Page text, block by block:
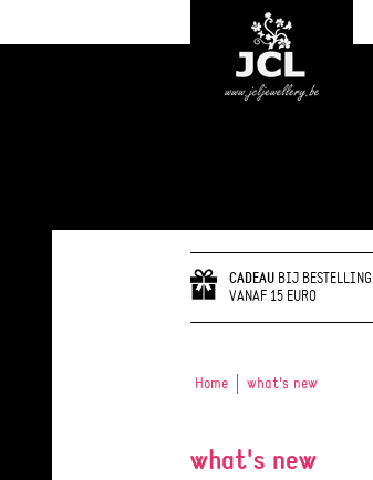
CADEAU BIJ BESTELLING
VANAF 15 EURO
Home what's new
what's new